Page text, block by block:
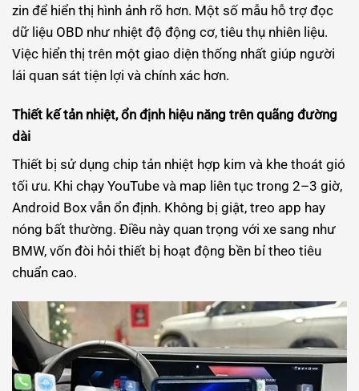
zin để hiển thị hình ảnh rõ hơn. Một số mẫu hỗ trợ đọc
dữ liệu OBD như nhiệt độ động cơ, tiêu thụ nhiên liệu.
Việc hiển thị trên một giao diện thống nhất giúp người
lái quan sát tiện lợi và chính xác hơn.
Thiết kế tản nhiệt, ổn định hiệu năng trên quãng đường
dài
Thiết bị sử dụng chip tản nhiệt hợp kim và khe thoát gió
tối ưu. Khi chạy YouTube và map liên tục trong 2–3 giờ,
Android Box vẫn ổn định. Không bị giật, treo app hay
nóng bất thường. Điều này quan trọng với xe sang như
BMW, vốn đòi hỏi thiết bị hoạt động bền bỉ theo tiêu
chuẩn cao.